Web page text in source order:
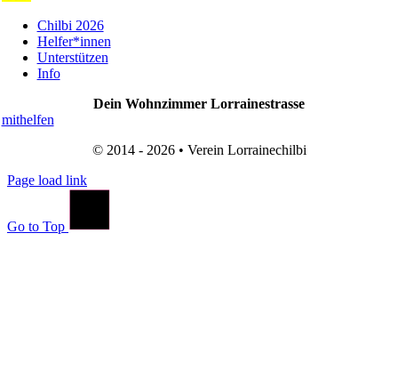
Chilbi 2026
Helfer*innen
Unterstützen
Info
Dein Wohnzimmer Lorrainestrasse
mithelfen
© 2014 - 2026 • Verein Lorrainechilbi
Page load link
Go to Top